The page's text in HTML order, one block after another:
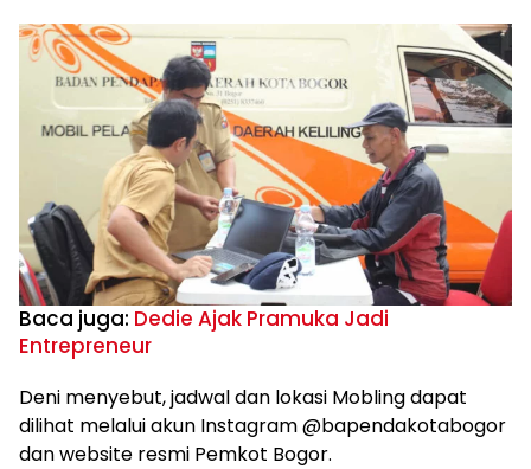
Baca juga: Dedie Ajak Pramuka Jadi
Entrepreneur
Deni menyebut, jadwal dan lokasi Mobling dapat
dilihat melalui akun Instagram @bapendakotabogor
dan website resmi Pemkot Bogor.